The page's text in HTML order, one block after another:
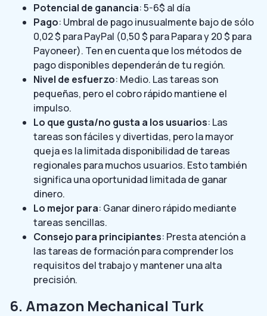
Potencial de ganancia: 5-6$ al día
Pago: Umbral de pago inusualmente bajo de sólo
0,02 $ para PayPal (0,50 $ para Papara y 20 $ para
Payoneer). Ten en cuenta que los métodos de
pago disponibles dependerán de tu región.
Nivel de esfuerzo: Medio. Las tareas son
pequeñas, pero el cobro rápido mantiene el
impulso.
Lo que gusta/no gusta a los usuarios: Las
tareas son fáciles y divertidas, pero la mayor
queja es la limitada disponibilidad de tareas
regionales para muchos usuarios. Esto también
significa una oportunidad limitada de ganar
dinero.
Lo mejor para: Ganar dinero rápido mediante
tareas sencillas.
Consejo para principiantes: Presta atención a
las tareas de formación para comprender los
requisitos del trabajo y mantener una alta
precisión.
6. Amazon Mechanical Turk